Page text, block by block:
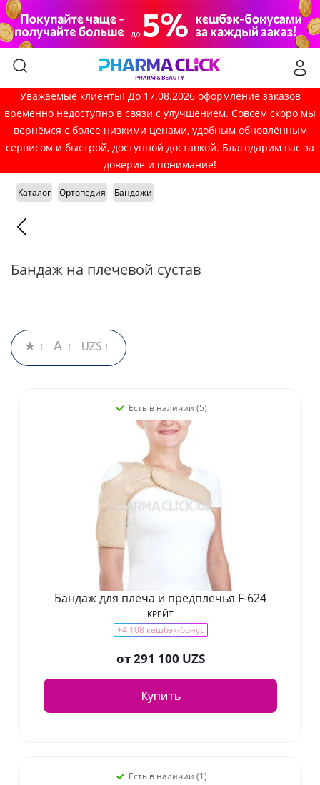
Уважаемые клиенты! До 17.08.2026 оформление заказов
временно недоступно в связи с улучшением. Совсем скоро мы
вернёмся с более низкими ценами, удобным обновлённым
сервисом и быстрой, доступной доставкой. Благодарим вас за
доверие и понимание!
Каталог Ортопедия Бандажи
Бандаж на плечевой сустав
Есть в наличии (5)
Бандаж для плеча и предплечья F-624
КРЕЙТ
+4 108 кешбэк-бонус
от291 100 UZS
Купить
Есть в наличии (1)